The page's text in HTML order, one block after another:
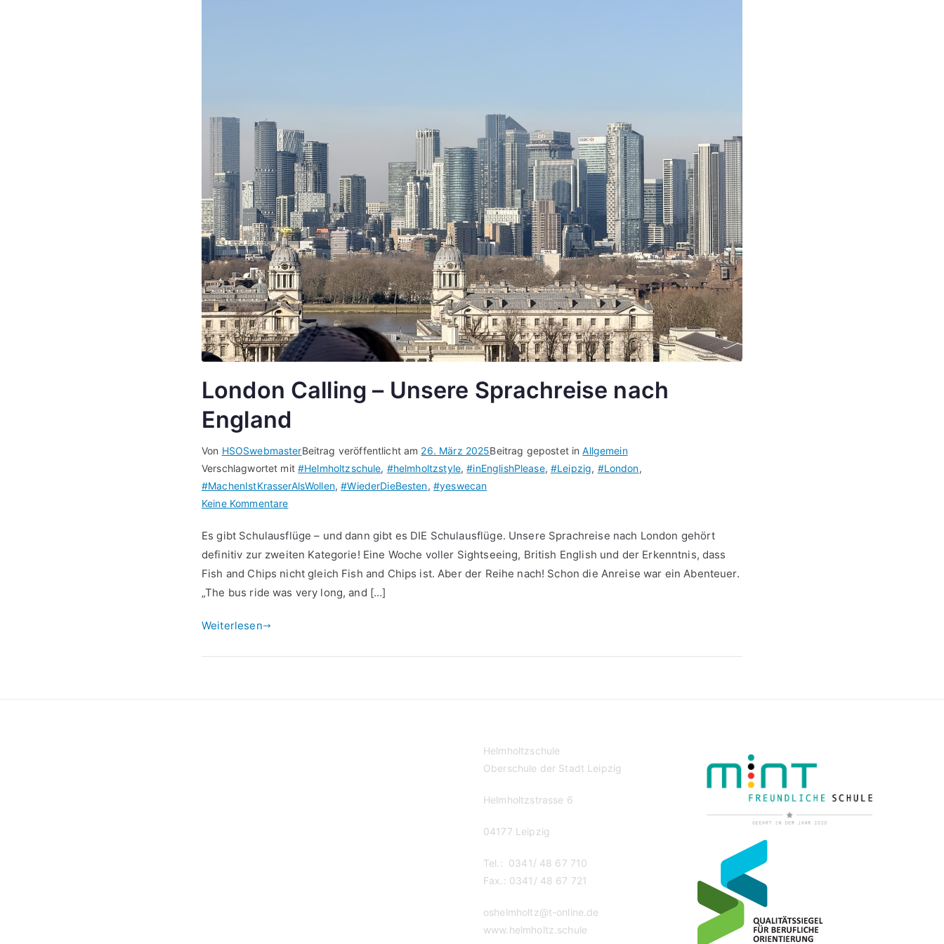
London Calling – Unsere Sprachreise nach
England
Von HSOSwebmasterBeitrag veröffentlicht am 26. März 2025Beitrag gepostet inAllgemein
Verschlagwortet mit#Helmholtzschule, #helmholtzstyle,#inEnglishPlease,#Leipzig, #London,
#MachenIstKrasserAlsWollen,#WiederDieBesten, #yeswecan
Keine Kommentarezu
Calling
–
Unsere
Sprachreise
Es gibt Schulausflüge – und dann gibt es DIE Schulausflüge. Unsere Sprachreise nach London gehört
definitiv zur zweiten Kategorie! Eine Woche voller Sightseeing, British English und der Erkenntnis, dass
Fish and Chips nicht gleich Fish and Chips ist. Aber der Reihe nach! Schon die Anreise war ein Abenteuer.
„The bus ride was very long, and […]
Weiterlesen
Helmholtzschule
Oberschule der Stadt Leipzig
Helmholtzstrasse 6
04177 Leipzig
Tel.: 0341/ 48 67 710
Fax.: 0341/ 48 67 721
oshelmholtz@t-online.de
www.helmholtz.schule